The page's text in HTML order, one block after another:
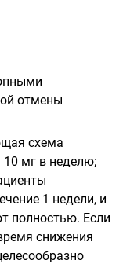
отмены
схема
мг в неделю;
1 недели, и
полностью. Если
снижения